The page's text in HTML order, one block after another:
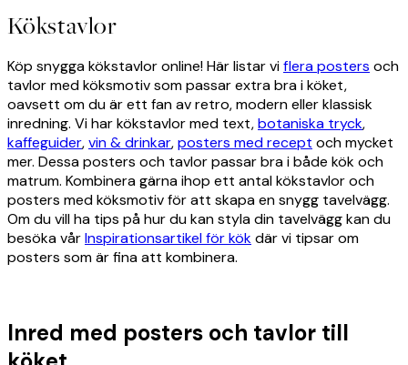
Kökstavlor
Köp snygga kökstavlor online! Här listar viflera posters och
tavlor med köksmotiv som passar extra bra i köket,
oavsett om du är ett fan av retro, modern eller klassisk
inredning. Vi har kökstavlor med text,botaniska tryck,
kaffeguider,vin & drinkar,posters med recept och mycket
mer. Dessa posters och tavlor passar bra i både kök och
matrum. Kombinera gärna ihop ett antal kökstavlor och
posters med köksmotiv för att skapa en snygg tavelvägg.
Om du vill ha tips på hur du kan styla din tavelvägg kan du
besöka vårInspirationsartikel för kökdär vi tipsar om
posters som är fina att kombinera.
Inred med posters och tavlor till